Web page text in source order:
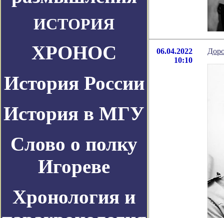
ИСТОРИЯ
ХРОНОС
История России
История в МГУ
Слово о полку
Игореве
Хронология и
06.04.2022
10:10